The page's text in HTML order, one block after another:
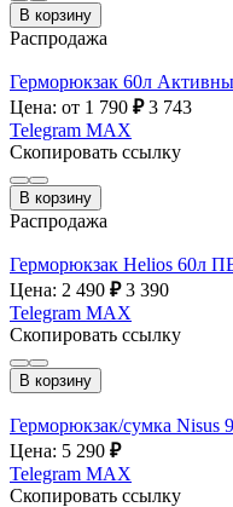
В корзину
Распродажа
Герморюкзак 60л
Цена: от 1 790 ₽ 3 743
Telegram MAX
Скопировать ссылку
В корзину
Распродажа
Герморюкзак Helios 60л
Цена: 2 490 ₽ 3 390
Telegram MAX
Скопировать ссылку
В корзину
Герморюкзак/сумка
Цена: 5 290 ₽
Telegram MAX
Скопировать ссылку